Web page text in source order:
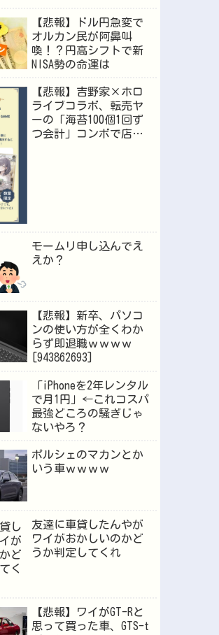
【悲報】ドル円急変で
オルカン民が阿鼻叫
喚！？円高シフトで新
NISA勢の命運は
【悲報】吉野家×ホロ
ライブコラボ、転売ヤ
ーの「海苔100個1回ず
つ会計」コンボで店員
モームリ申し込んでえ
えか？
【悲報】新卒、パソコ
ンの使い方が全くわか
らず即退職ｗｗｗｗ
[943862693]
「iPhoneを2年レンタル
で月1円」←これコスパ
最強どころの騒ぎじゃ
ないやろ？
ポルシェのマカンとか
いう車ｗｗｗｗ
友達に車貸したんやが
ワイがおかしいのかど
うか判定してくれ
【悲報】ワイがGT-Rと
思って買った車、GTS-t